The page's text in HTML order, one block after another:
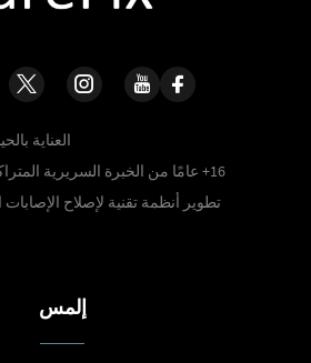
العناية
16+ عامًا من الخبرة السريرية
تطوير أنظمة تقنية لإصلاح الإصابات
إلمس